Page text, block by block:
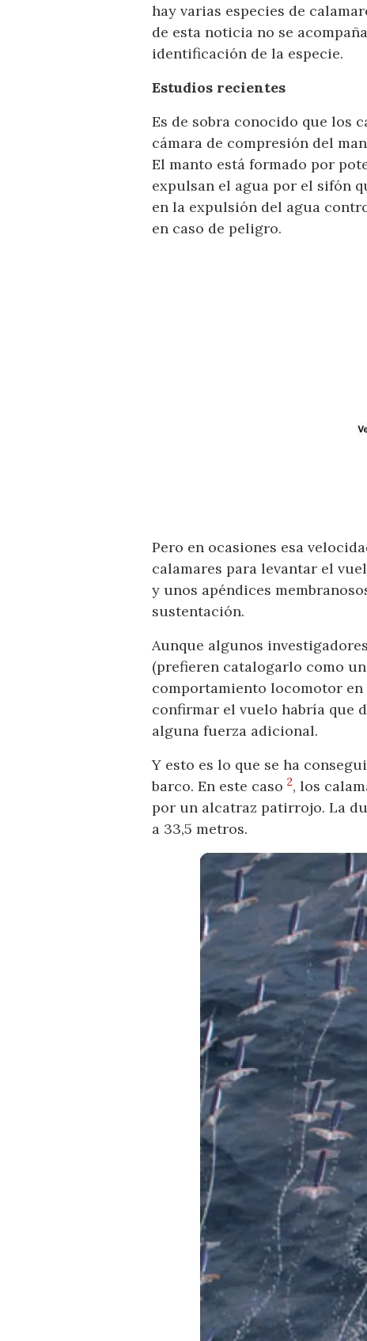
hay varias especies de
de esta noticia no se
identificación de la especie.
Estudios recientes
Es de sobra conocido que los
cámara de compresión del
El manto está formado por
expulsan el agua por el sifón
en la expulsión del agua
en caso de peligro.
Pero en ocasiones esa
calamares para levantar el
y unos apéndices
sustentación.
Aunque algunos
(prefieren catalogarlo como
comportamiento locomotor
confirmar el vuelo habría que
alguna fuerza adicional.
Y esto es lo que se ha
barco. En este caso 2, los
por un alcatraz patirrojo. La
a 33,5 metros.